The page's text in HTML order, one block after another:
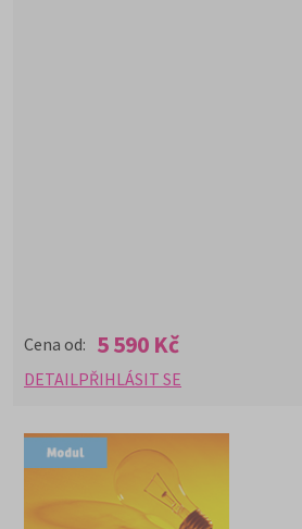
Cena od: 5 590 Kč
DETAIL PŘIHLÁSIT SE